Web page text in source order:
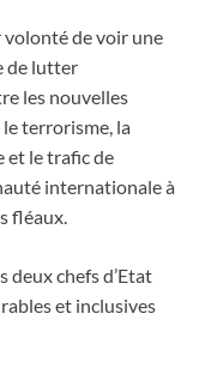
volonté de voir une
de lutter
les nouvelles
le terrorisme, la
et le trafic de
internationale à
fléaux.
deux chefs d’Etat
et inclusives